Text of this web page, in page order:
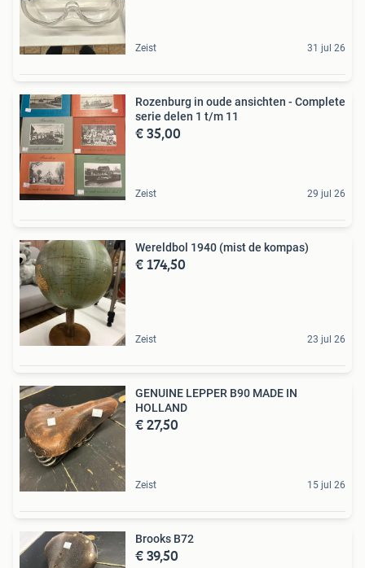
Zeist 31 jul 26
Rozenburg in oude ansichten - Complete
serie delen 1 t/m 11
€ 35,00
Zeist 29 jul 26
Wereldbol 1940 (mist de kompas)
€ 174,50
Zeist 23 jul 26
GENUINE LEPPER B90 MADE IN
HOLLAND
€ 27,50
Zeist 15 jul 26
Brooks B72
€ 39,50